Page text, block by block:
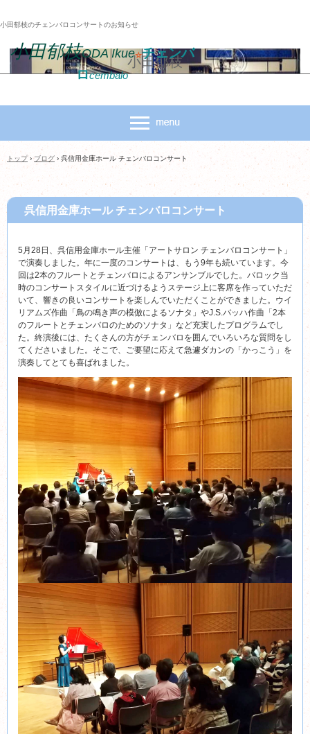
小田郁枝
小田郁枝のチェンバロコンサートのお知らせ
小田郁枝ODA Ikue☆チェンバ
ロcembalo
トップ › ブログ › 呉信用金庫ホール チェンバロコンサート
呉信用金庫ホール チェンバロコンサート
5月28日、呉信用金庫ホール主催「アートサロン チェンバロコンサート」
で演奏しました。年に一度のコンサートは、もう9年も続いています。今
回は2本のフルートとチェンバロによるアンサンブルでした。バロック当
時のコンサートスタイルに近づけるようステージ上に客席を作っていただ
いて、響きの良いコンサートを楽しんでいただくことができました。ウイ
リアムズ作曲「鳥の鳴き声の模倣によるソナタ」やJ.S.バッハ作曲「2本
のフルートとチェンバロのためのソナタ」など充実したプログラムでし
た。終演後には、たくさんの方がチェンバロを囲んでいろいろな質問をし
てくださいました。そこで、ご要望に応えて急遽ダカンの「かっこう」を
演奏してとても喜ばれました。